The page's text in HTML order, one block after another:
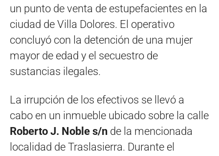
un punto de venta de estupefacientes en la
ciudad de Villa Dolores. El operativo
concluyó con la detención de una mujer
mayor de edad y el secuestro de
sustancias ilegales.
La irrupción de los efectivos se llevó a
cabo en un inmueble ubicado sobre la calle
Roberto J. Noble s/n de la mencionada
localidad de Traslasierra. Durante el